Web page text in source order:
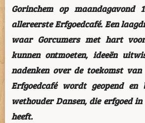
Gorinchem op maandagavond
allereerste Erfgoedcafé. Een
waar Gorcumers met hart
kunnen ontmoeten, ideeën
nadenken over de toekomst van
Erfgoedcafé wordt geopend en
wethouder Dansen, die erfgoed
heeft.